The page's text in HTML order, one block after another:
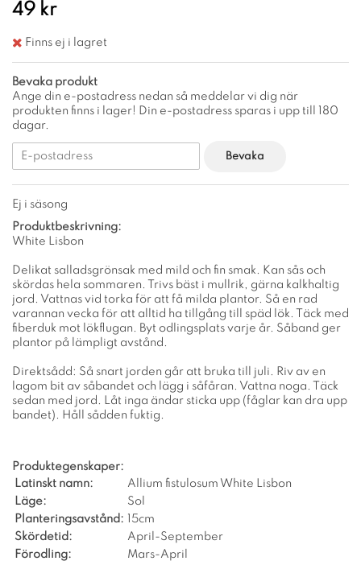
49 kr
Finns ej i lagret
Bevaka produkt
Ange din e-postadress nedan så meddelar vi dig när
produkten finns i lager! Din e-postadress sparas i upp till 180
dagar.
Bevaka
Ej i säsong
Produktbeskrivning:
White Lisbon
Delikat salladsgrönsak med mild och fin smak. Kan sås och
skördas hela sommaren. Trivs bäst i mullrik, gärna kalkhaltig
jord. Vattnas vid torka för att få milda plantor. Så en rad
varannan vecka för att alltid ha tillgång till späd lök. Täck med
fiberduk mot lökflugan. Byt odlingsplats varje år. Såband ger
plantor på lämpligt avstånd.
Direktsådd: Så snart jorden går att bruka till juli. Riv av en
lagom bit av såbandet och lägg i såfåran. Vattna noga. Täck
sedan med jord. Låt inga ändar sticka upp (fåglar kan dra upp
bandet). Håll sådden fuktig.
Produktegenskaper:
Latinskt namn:
Allium fistulosum White Lisbon
Läge:
Sol
Planteringsavstånd: 15cm
Skördetid:
April-September
Förodling:
Mars-April